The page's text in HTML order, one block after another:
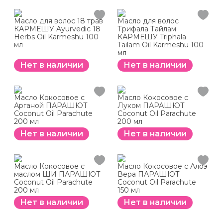
Масло для волос 18 трав
КАРМЕШУ Ayurvedic 18
Herbs Oil Karmeshu 100
мл
Нет в наличии
Масло для волос
Трифала Тайлам
КАРМЕШУ Triphala
Tailam Oil Karmeshu 100
мл
Нет в наличии
Масло Кокосовое с
Арганой ПАРАШЮТ
Coconut Oil Parachute
200 мл
Нет в наличии
Масло Кокосовое с
Луком ПАРАШЮТ
Coconut Oil Parachute
200 мл
Нет в наличии
Масло Кокосовое с
маслом ШИ ПАРАШЮТ
Coconut Oil Parachute
200 мл
Нет в наличии
Масло Кокосовое с Алоэ
Вера ПАРАШЮТ
Coconut Oil Parachute
150 мл
Нет в наличии